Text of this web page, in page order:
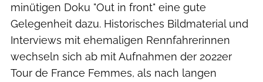
minütigen Doku "Out in front" eine gute
Gelegenheit dazu. Historisches Bildmaterial und
Interviews mit ehemaligen Rennfahrerinnen
wechseln sich ab mit Aufnahmen der 2022er
Tour de France Femmes, als nach langen